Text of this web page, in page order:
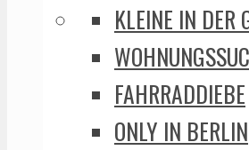
KLEINE IN DER
FAHRRADDIEBE
ONLY IN BERLIN